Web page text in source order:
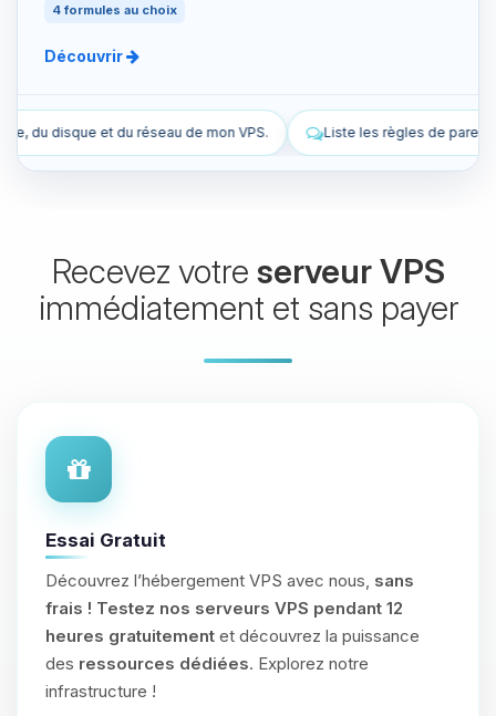
4 formules au choix
Découvrir
mon VPS. Liste les règles de pare-feu actuelles de mon VPS.
Recevez votre serveur VPS
immédiatement et sans payer
Essai Gratuit
Découvrez l’hébergement VPS avec nous, sans
frais ! Testez nos serveurs VPS pendant 12
heures gratuitement et découvrez la puissance
des ressources dédiées. Explorez notre
infrastructure !